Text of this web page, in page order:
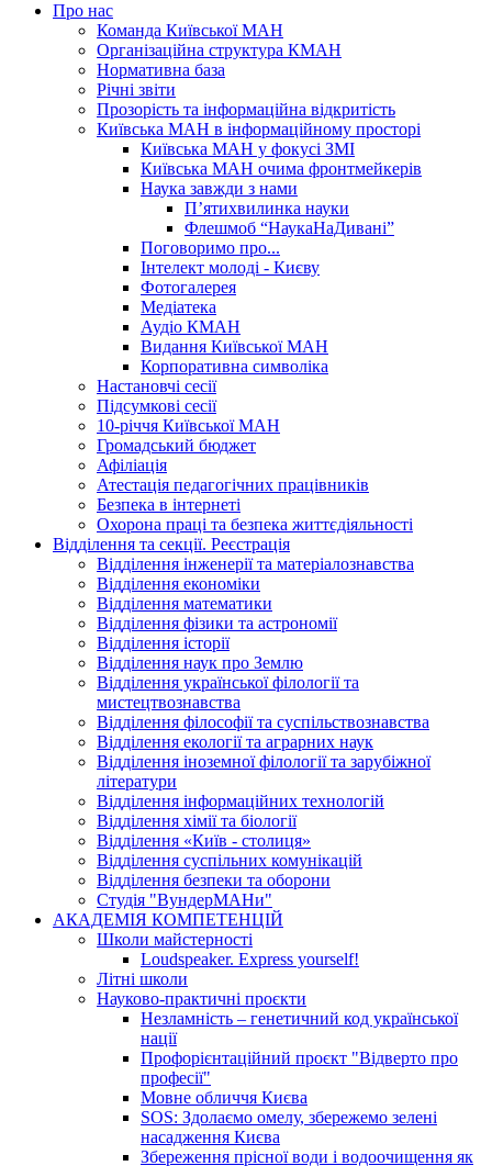
Про нас
Команда Київської МАН
Організаційна структура КМАН
Нормативна база
Річні звіти
Прозорість та інформаційна відкритість
Київська МАН в інформаційному просторі
Київська МАН у фокусі ЗМІ
Київська МАН очима фронтмейкерів
Наука завжди з нами
П’ятихвилинка науки
Флешмоб “НаукаНаДивані”
Поговоримо про...
Інтелект молоді - Києву
Фотогалерея
Медіатека
Аудіо КМАН
Видання Київської МАН
Корпоративна символіка
Настановчі сесії
Підсумкові сесії
10-річчя Київської МАН
Громадський бюджет
Афіліація
Атестація педагогічних працівників
Безпека в інтернеті
Охорона праці та безпека життєдіяльності
Відділення та секції. Реєстрація
Відділення інженерії та матеріалознавства
Відділення економіки
Відділення математики
Відділення фізики та астрономії
Відділення історії
Відділення наук про Землю
Відділення української філології та
мистецтвознавства
Відділення філософії та суспільствознавства
Відділення екології та аграрних наук
Відділення іноземної філології та зарубіжної
літератури
Відділення інформаційних технологій
Відділення хімії та біології
Відділення «Київ - столиця»
Відділення суспільних комунікацій
Відділення безпеки та оборони
Студія "ВундерМАНи"
АКАДЕМІЯ КОМПЕТЕНЦІЙ
Школи майстерності
Loudspeaker. Express yourself!
Літні школи
Науково-практичні проєкти
Незламність – генетичний код української
нації
Профорієнтаційний проєкт "Відверто про
професії"
Мовне обличчя Києва
SOS: Здолаємо омелу, збережемо зелені
насадження Києва
Збереження прісної води і водоочищення як